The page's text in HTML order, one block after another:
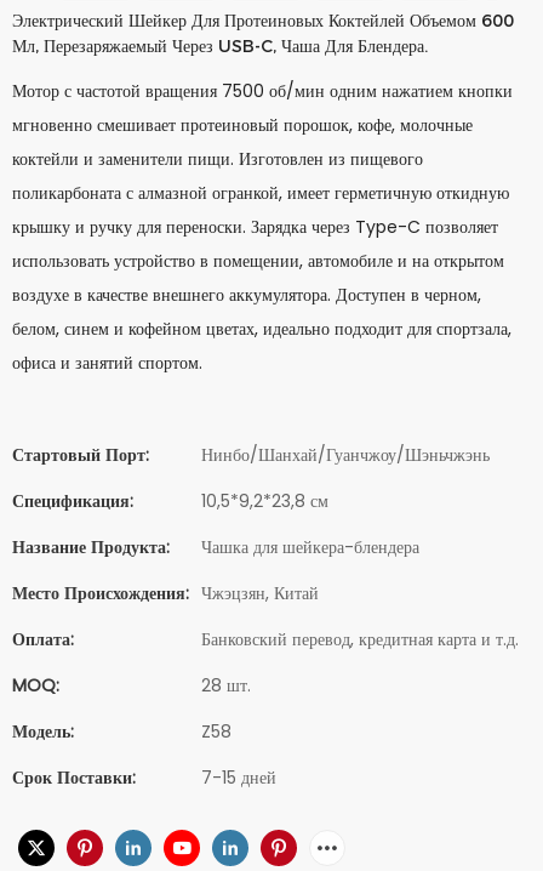
Электрический Шейкер Для Протеиновых Коктейлей Объемом 600
Мл, Перезаряжаемый Через USB-C, Чаша Для Блендера.
Мотор с частотой вращения 7500 об/мин одним нажатием кнопки
мгновенно смешивает протеиновый порошок, кофе, молочные
коктейли и заменители пищи. Изготовлен из пищевого
поликарбоната с алмазной огранкой, имеет герметичную откидную
крышку и ручку для переноски. Зарядка через Type-C позволяет
использовать устройство в помещении, автомобиле и на открытом
воздухе в качестве внешнего аккумулятора. Доступен в черном,
белом, синем и кофейном цветах, идеально подходит для спортзала,
офиса и занятий спортом.
Стартовый Порт:
Нинбо/Шанхай/Гуанчжоу/Шэньчжэнь
Спецификация:
10,5*9,2*23,8 см
Название Продукта:
Чашка для шейкера-блендера
Место Происхождения: Чжэцзян, Китай
Оплата:
Банковский перевод, кредитная карта и т.д.
MOQ:
28 шт.
Модель:
Z58
Срок Поставки:
7-15 дней